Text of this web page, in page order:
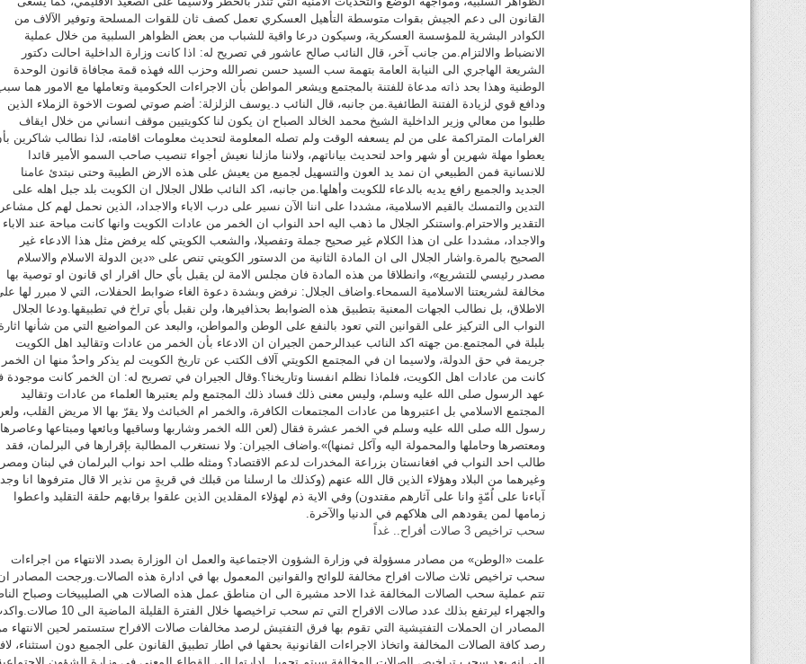
القانون الى دعم الجيش بقوات متوسطة التأهيل العسكري تعمل كصف ثان للقوات المسلحة وتوفير الآلاف من
الكوادر البشرية للمؤسسة العسكرية، وسيكون درعا واقية للشباب من بعض الظواهر السلبية من خلال عملية
الانضباط والالتزام.من جانب آخر، قال النائب صالح عاشور في تصريح له: اذا كانت وزارة الداخلية احالت دكتور
الشريعة الهاجري الى النيابة العامة بتهمة سب السيد حسن نصرالله وحزب الله فهذه قمة مجافاة قانون الوحدة
الوطنية وهذا بحد ذاته مدعاة للفتنة بالمجتمع ويشعر المواطن بأن الاجراءات الحكومية وتعاملها مع الامور هما
ودافع قوي لزيادة الفتنة الطائفية.من جانبه، قال النائب د.يوسف الزلزلة: أضم صوتي لصوت الاخوة الزملاء الذين
طلبوا من معالي وزير الداخلية الشيخ محمد الخالد الصباح ان يكون لنا ككويتيين موقف انساني من خلال ايقاف
الغرامات المتراكمة على من لم يسعفه الوقت ولم تصله المعلومة لتحديث معلومات اقامته، لذا نطالب شاكرين
يعطوا مهلة شهرين أو شهر واحد لتحديث بياناتهم، ولاننا مازلنا نعيش أجواء تنصيب صاحب السمو الأمير قائدا
للانسانية فمن الطبيعي ان نمد يد العون والتسهيل لجميع من يعيش على هذه الارض الطيبة وحتى نبتدئ عامنا
الجديد والجميع رافع يديه بالدعاء للكويت وأهلها.من جانبه، اكد النائب طلال الجلال ان الكويت بلد جبل اهله على
التدين والتمسك بالقيم الاسلامية، مشددا على اننا الآن نسير على درب الاباء والاجداد، الذين نحمل لهم كل مشاعر
التقدير والاحترام.واستنكر الجلال ما ذهب اليه احد النواب ان الخمر من عادات الكويت وانها كانت مباحة عند الاباء
والاجداد، مشددا على ان هذا الكلام غير صحيح جملة وتفصيلا، والشعب الكويتي كله يرفض مثل هذا الادعاء غير
الصحيح بالمرة.واشار الجلال الى ان المادة الثانية من الدستور الكويتي تنص على «دين الدولة الاسلام والاسلام
مصدر رئيسي للتشريع»، وانطلاقا من هذه المادة فان مجلس الامة لن يقبل بأي حال اقرار اي قانون او توصية بها
مخالفة لشريعتنا الاسلامية السمحاء.واضاف الجلال: نرفض وبشدة دعوة الغاء ضوابط الحفلات، التي لا مبرر لها
الاطلاق، بل نطالب الجهات المعنية بتطبيق هذه الضوابط بحذافيرها، ولن نقبل بأي تراخ في تطبيقها.ودعا الجلال
النواب الى التركيز على القوانين التي تعود بالنفع على الوطن والمواطن، والبعد عن المواضيع التي من شأنها
بلبلة في المجتمع.من جهته اكد النائب عبدالرحمن الجيران ان الادعاء بأن الخمر من عادات وتقاليد اهل الكويت
جريمة في حق الدولة، ولاسيما ان في المجتمع الكويتي آلاف الكتب عن تاريخ الكويت لم يذكر واحدٌ منها ان الخمر
كانت من عادات اهل الكويت، فلماذا نظلم انفسنا وتاريخنا؟.وقال الجيران في تصريح له: ان الخمر كانت موجودة
عهد الرسول صلى الله عليه وسلم، وليس معنى ذلك فساد ذلك المجتمع ولم يعتبرها العلماء من عادات وتقاليد
المجتمع الاسلامي بل اعتبروها من عادات المجتمعات الكافرة، والخمر ام الخبائث ولا يقرّ بها الا مريض القلب،
رسول الله صلى الله عليه وسلم في الخمر عشرة فقال (لعن الله الخمر وشاربها وساقيها وبائعها ومبتاعها وعاصرها
ومعتصرها وحاملها والمحمولة اليه وآكل ثمنها)».واضاف الجيران: ولا نستغرب المطالبة بإقرارها في البرلمان، فقد
طالب احد النواب في افغانستان بزراعة المخدرات لدعم الاقتصاد؟ ومثله طلب احد نواب البرلمان في لبنان ومصر
وغيرهما من البلاد وهؤلاء الذين قال الله عنهم (وكذلك ما ارسلنا من قبلك في قريةٍ من نذير الا قال مترفوها انا
آباءنا على اُمّةٍ وانا على آثارهم مقتدون) وفي الاية ذم لهؤلاء المقلدين الذين علقوا برقابهم حلقة التقليد واعطوا
زمامها لمن يقودهم الى هلاكهم في الدنيا والآخرة.
سحب تراخيص 3 صالات أفراح.. غداً
علمت «الوطن» من مصادر مسؤولة في وزارة الشؤون الاجتماعية والعمل ان الوزارة بصدد الانتهاء من اجراءات
سحب تراخيص ثلاث صالات افراح مخالفة للوائح والقوانين المعمول بها في ادارة هذه الصالات.ورجحت المصادر
تتم عملية سحب الصالات المخالفة غدا الاحد مشيرة الى ان مناطق عمل هذه الصالات هي الصليبيخات وصباح
والجهراء ليرتفع بذلك عدد صالات الافراح التي تم سحب تراخيصها خلال الفترة القليلة الماضية
المصادر ان الحملات التفتيشية التي تقوم بها فرق التفتيش لرصد مخالفات صالات الافراح ستستمر لحين الانتهاء
رصد كافة الصالات المخالفة واتخاذ الاجراءات القانونية بحقها في اطار تطبيق القانون على الجميع دون استثناء،